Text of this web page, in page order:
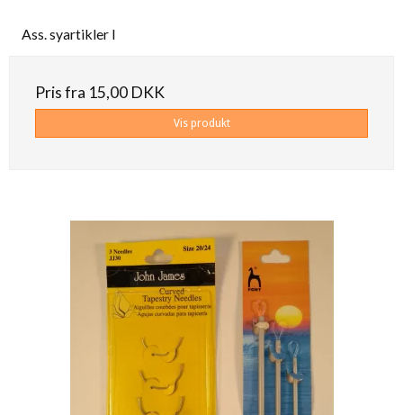
Ass. syartikler I
Pris fra 15,00 DKK
Vis produkt